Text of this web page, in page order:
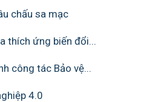
chấu sa mạc
thích ứng biến đổi...
công tác Bảo vệ...
4.0